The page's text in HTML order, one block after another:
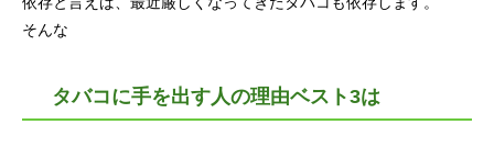
そんな
タバコに手を出す人の理由ベスト3は